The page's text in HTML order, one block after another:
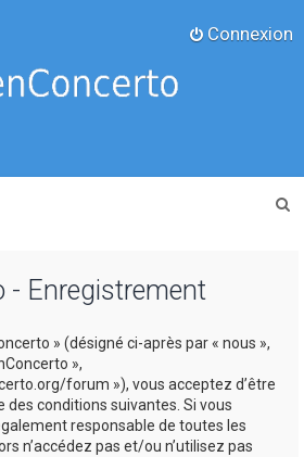
Connexion
- Enregistrement
» (désigné ci-après par « nous »,
»,
forum »), vous acceptez d’être
des conditions suivantes. Si vous
responsable de toutes les
n’accédez pas et/ou n’utilisez pas